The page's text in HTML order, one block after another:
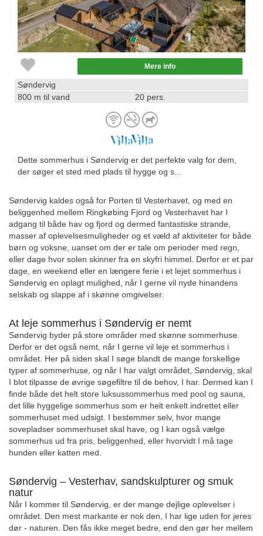
Mere info
Søndervig
800 m til vand
20 pers.
Dette sommerhus i Søndervig er det perfekte valg for dem,
der søger et sted med plads til hygge og s...
Søndervig kaldes også for Porten til Vesterhavet, og med en
beliggenhed mellem Ringkøbing Fjord og Vesterhavet har I
adgang til både hav og fjord og dermed fantastiske strande,
masser af oplevelsesmuligheder og et væld af aktiviteter for både
børn og voksne, uanset om der er tale om perioder med regn,
eller dage hvor solen skinner fra en skyfri himmel. Derfor er et par
dage, en weekend eller en længere ferie i et lejet sommerhus i
Søndervig en oplagt mulighed, når I gerne vil nyde hinandens
selskab og slappe af i skønne omgivelser.
At leje sommerhus i Søndervig er nemt
Søndervig byder på store områder med skønne sommerhuse.
Derfor er det også nemt, når I gerne vil leje et sommerhus i
området. Her på siden skal I søge blandt de mange forskellige
typer af sommerhuse, og når I har valgt området, Søndervig, skal
I blot tilpasse de øvrige søgefiltre til de behov, I har. Dermed kan I
finde både det helt store luksussommerhus med pool og sauna,
det lille hyggelige sommerhus som er helt enkelt indrettet eller
sommerhuset med udsigt. I bestemmer selv, hvor mange
sovepladser sommerhuset skal have, og I kan også vælge
sommerhus ud fra pris, beliggenhed, eller hvorvidt I må tage
hunden eller katten med.
Søndervig – Vesterhav, sandskulpturer og smuk
natur
Når I kommer til Søndervig, er der mange dejlige oplevelser i
området. Den mest markante er nok den, I har lige uden for jeres
dør - naturen. Den fås ikke meget bedre, end den gør her mellem